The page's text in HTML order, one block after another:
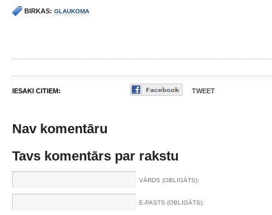
BIRKAS: GLAUKOMA
IESAKI CITIEM: TWEET
Nav komentāru
Tavs komentārs par rakstu
VĀRDS (OBLIGĀTS):
E-PASTS (OBLIGĀTS):